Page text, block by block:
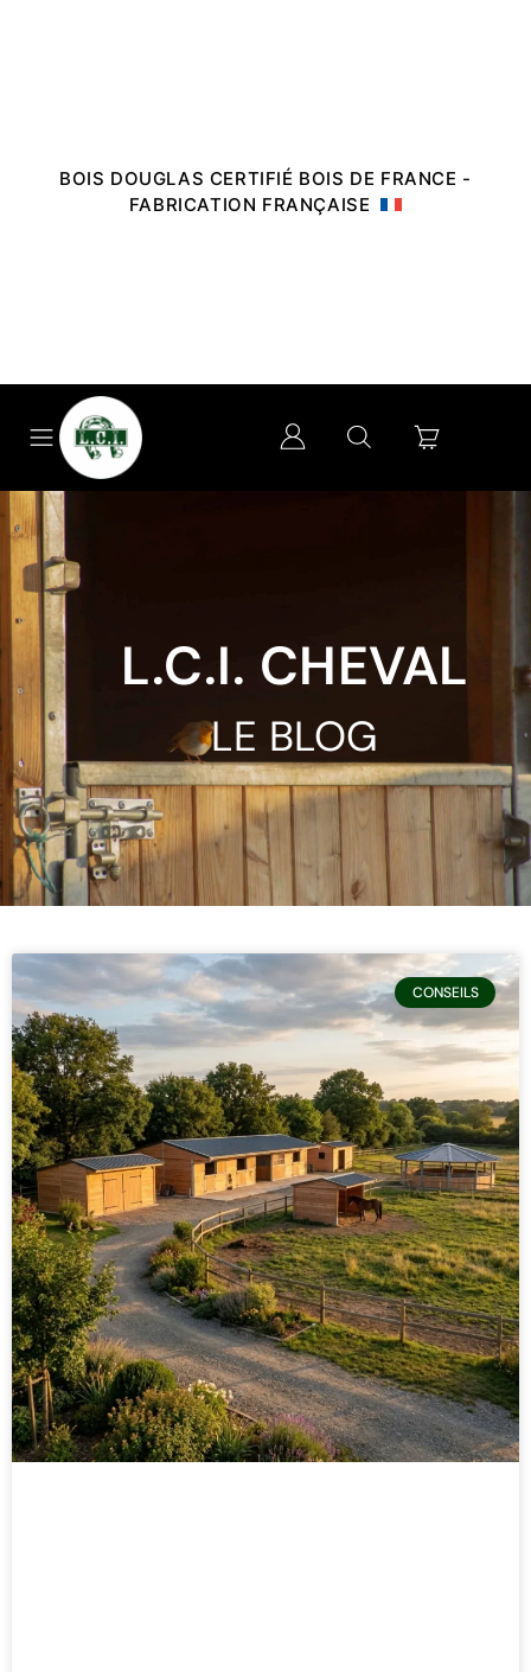
BOIS DOUGLAS CERTIFIÉ BOIS DE FRANCE -
FABRICATION FRANÇAISE
L.C.I. CHEVAL
LE BLOG
CONSEILS